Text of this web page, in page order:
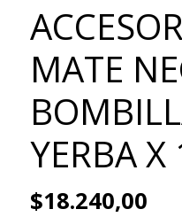
MATE
YERBA X
$18.240,00